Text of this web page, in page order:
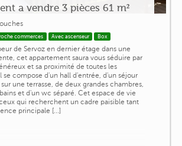
a vendre 3 pièces 61 m²
commerces Avec ascenseur Box
de Servoz en dernier étage dans une
cet appartement saura vous séduire par
et sa proximité de toutes les
se compose d'un hall d'entrée, d'un séjour
une terrasse, de deux grandes chambres,
et d'un wc séparé. Cet espace de vie
qui recherchent un cadre paisible tant
principale [...]